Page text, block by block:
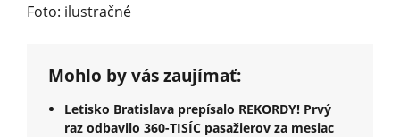
Foto: ilustračné
Mohlo by vás zaujímať:
Letisko Bratislava prepísalo REKORDY! Prvý
raz odbavilo 360-TISÍC pasažierov za mesiac